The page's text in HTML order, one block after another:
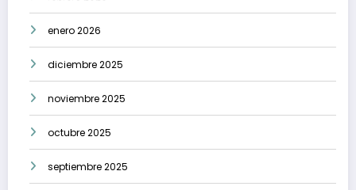
enero 2026
diciembre 2025
noviembre 2025
octubre 2025
septiembre 2025